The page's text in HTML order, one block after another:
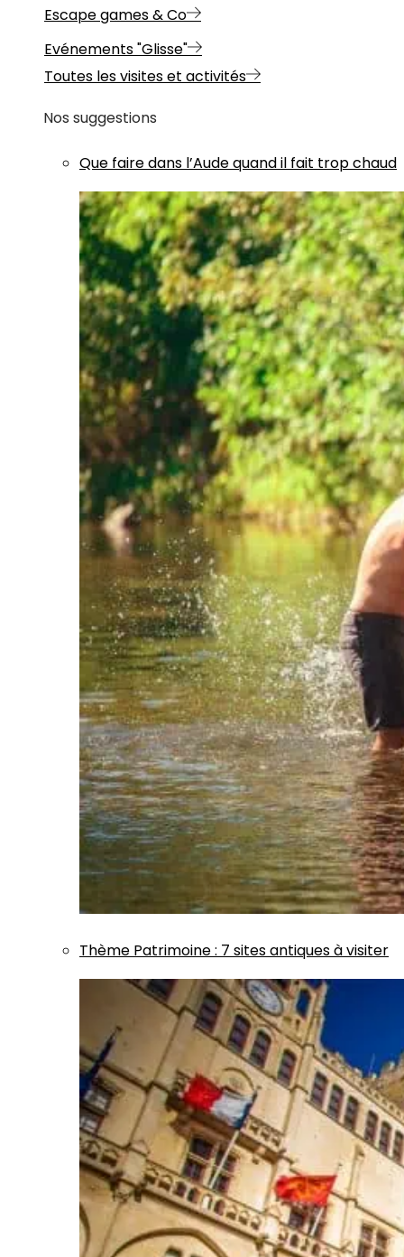
Escape games & Co
Evénements "Glisse"
Toutes les visites et activités
Nos suggestions
Que faire dans l’Aude quand il fait trop chaud
Thème Patrimoine: 7 sites antiques à visiter